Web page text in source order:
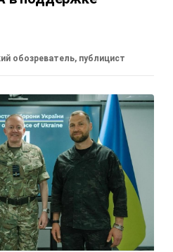
обозреватель, публицист